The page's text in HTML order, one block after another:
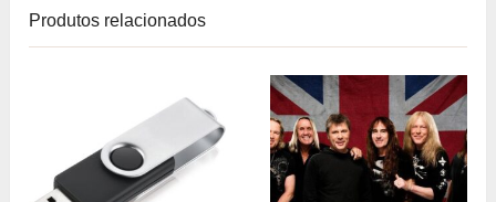
Produtos relacionados